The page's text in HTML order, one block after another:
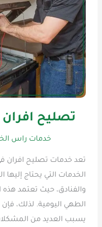
تصليح
خدمات راس
تعد خدمات تصليح افران
الخدمات التي يحتاج إليها
والفنادق، حيث تعتمد هذه
الطهي اليومية. لذلك،
يسبب العديد من